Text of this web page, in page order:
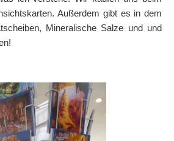
Außerdem gibt es in dem
Mineralische Salze und und